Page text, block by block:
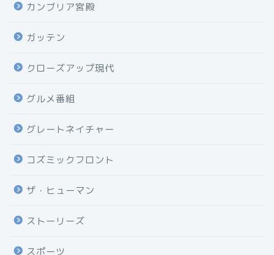
カンブリア宮殿
ガッテン
クローズアップ現代
グルメ番組
グレートネイチャー
コズミックフロント
ザ・ヒューマン
ストーリーズ
スポーツ